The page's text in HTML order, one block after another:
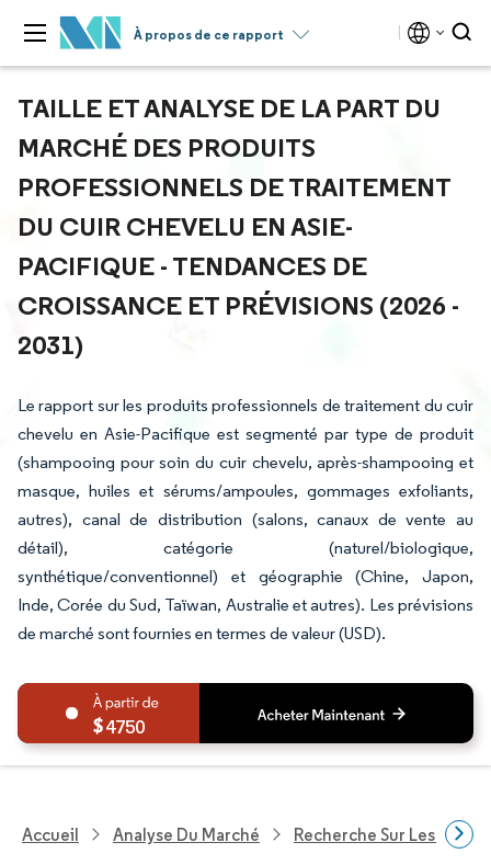
À propos de ce rapport
TAILLE ET ANALYSE DE LA PART DU
MARCHÉ DES PRODUITS
PROFESSIONNELS DE TRAITEMENT
DU CUIR CHEVELU EN ASIE-
PACIFIQUE - TENDANCES DE
CROISSANCE ET PRÉVISIONS (2026 -
2031)
Le rapport sur les produits professionnels de traitement du cuir
chevelu en Asie-Pacifique est segmenté par type de produit
(shampooing pour soin du cuir chevelu, après-shampooing et
masque, huiles et sérums/ampoules, gommages exfoliants,
autres), canal de distribution (salons, canaux de vente au
détail), catégorie (naturel/biologique,
synthétique/conventionnel) et géographie (Chine, Japon,
Inde, Corée du Sud, Taïwan, Australie et autres). Les prévisions
de marché sont fournies en termes de valeur (USD).
4750
Accueil Analyse Du Marché Recherche Sur Les